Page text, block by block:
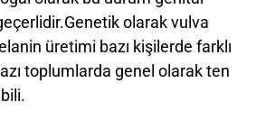
olarak vulva
üretimi bazı kişilerde farklı
toplumlarda genel olarak ten